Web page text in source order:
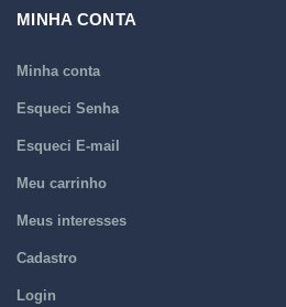
MINHA CONTA
Minha conta
Esqueci Senha
Esqueci E-mail
Meu carrinho
Meus interesses
Cadastro
Login